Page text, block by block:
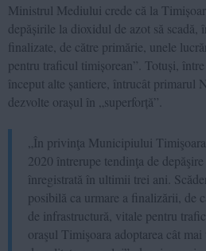
Ministrul Mediului crede că la
depășirile la dioxidul de azot să scadă,
finalizate, de către primărie, unele
pentru traficul timișorean”. Totuși,
început alte șantiere, întrucât primarul
dezvolte orașul în „superforță”.
„În privinţa Municipiului
2020 întrerupe tendinţa de
înregistrată în ultimii trei ani.
posibilă ca urmare a finalizării, de
de infrastructură, vitale pentru
oraşul Timişoara adoptarea cât